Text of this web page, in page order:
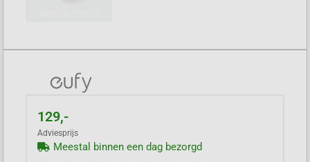
129,-
Adviesprijs
Meestal binnen een dag bezorgd